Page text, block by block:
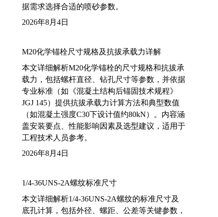
据需求选择合适的喷砂参数。
2026年8月4日
M20化学锚栓尺寸规格及抗拔承载力详解
本文详细解析M20化学锚栓的尺寸规格和抗拔承
载力，包括螺杆直径、钻孔尺寸等参数，并依据
专业标准（如《混凝土结构后锚固技术规程》
JGJ 145）提供抗拔承载力计算方法和典型数值
（如混凝土强度C30下设计值约80kN）。内容涵
盖安装要点、性能影响因素及选型建议，适用于
工程技术人员参考。
2026年8月4日
1/4-36UNS-2A螺纹标准尺寸
本文详细解析1/4-36UNS-2A螺纹的标准尺寸及
底孔计算，包括外径、螺距、公差等关键参数，